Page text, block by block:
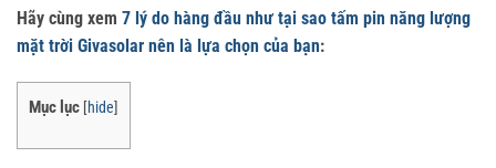
Hãy cùng xem 7 lý do hàng đầu như tại sao tấm pin năng lượng
mặt trời Givasolar nên là lựa chọn của bạn:
Mục lục [hide]